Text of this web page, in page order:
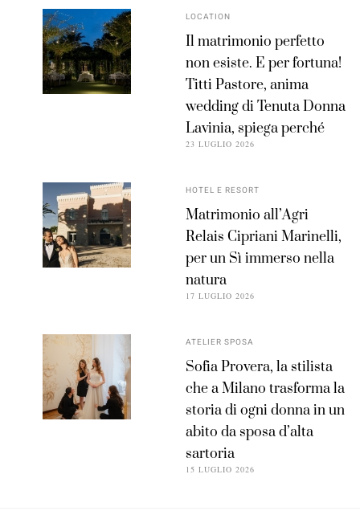
LOCATION
Il matrimonio perfetto
non esiste. E per fortuna!
Titti Pastore, anima
wedding di Tenuta Donna
Lavinia, spiega perché
23 LUGLIO 2026
HOTEL E RESORT
Matrimonio all’Agri
Relais Cipriani Marinelli,
per un Sì immerso nella
natura
17 LUGLIO 2026
ATELIER SPOSA
Sofia Provera, la stilista
che a Milano trasforma la
storia di ogni donna in un
abito da sposa d’alta
sartoria
15 LUGLIO 2026